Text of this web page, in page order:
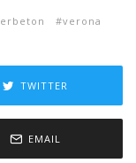
verona
TWITTER
EMAIL